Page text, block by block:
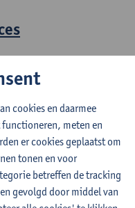
cookies en daarmee
meten en
er cookies geplaatst om
tonen en voor
betreffen de tracking
gevolgd door middel van